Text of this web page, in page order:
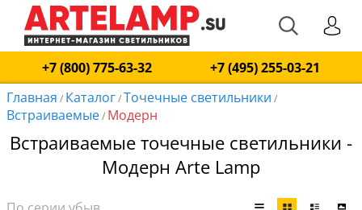
+7 (800) 775-63-32
+7 (495) 255-03-21
Главная / Каталог/Точечные светильники /
Встраиваемые/ Модерн
Встраиваемые точечные светильники -
Модерн Arte Lamp